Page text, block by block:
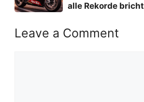
alle Rekorde bricht
Leave a Comment